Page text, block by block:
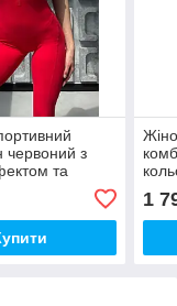
червоний з
та
| Комбінезон
йоги та
1